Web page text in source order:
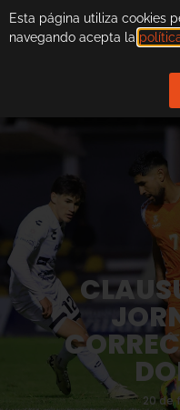
20 de
Esta página utiliza cookies
navegando acepta la